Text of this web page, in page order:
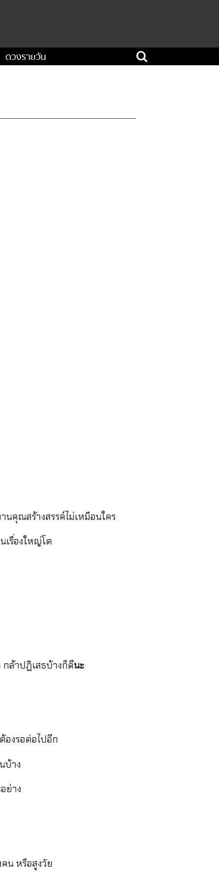
ดวงรายวัน
นคุณสร้างสรรค์ไม่เหมือนใคร
เรื่องใหญ่โต
กล้าปฏิเสธบ้างก็ดีนะ
องรอต่อไปอีก
บ้าง
ย่าง
น หรือสูงวัย